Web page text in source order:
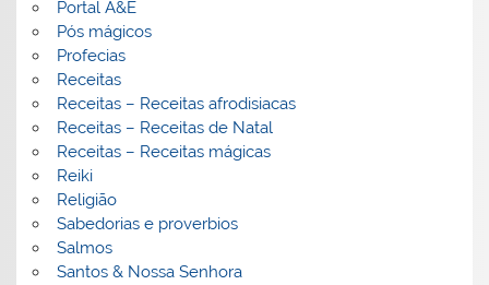
Portal A&E
Pós mágicos
Profecias
Receitas
Receitas – Receitas afrodisiacas
Receitas – Receitas de Natal
Receitas – Receitas mágicas
Reiki
Religião
Sabedorias e proverbios
Salmos
Santos & Nossa Senhora